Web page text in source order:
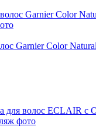
Garnier Color